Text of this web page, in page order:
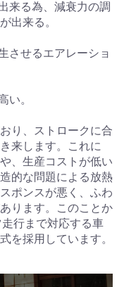
来る為、減衰力の調
出来る。
させるエアレーショ
い。
り、ストロークに合
来します。これに
、生産コストが低い
的な問題による放熱
ポンスが悪く、ふわ
ります。このことか
行まで対応する車
を採用しています。